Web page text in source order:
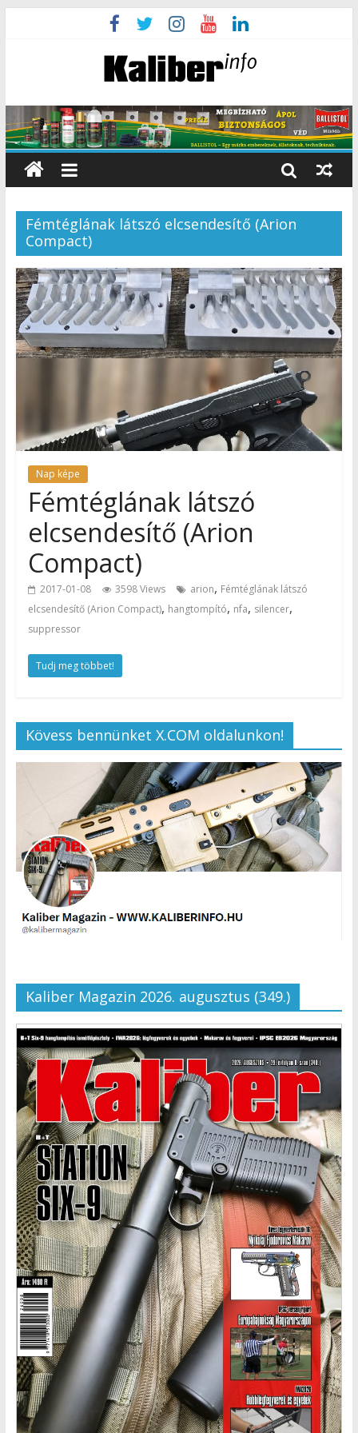
Fémtéglának látszó elcsendesítő (Arion
Compact)
Nap képe
Fémtéglának látszó
elcsendesítő (Arion
Compact)
2017-01-08 3598 Views arion, Fémtéglának látszó
elcsendesítő (Arion Compact), hangtompító, nfa, silencer,
suppressor
Tudj meg többet!
Kövess bennünket X.COM oldalunkon!
Kaliber Magazin 2026. augusztus (349.)